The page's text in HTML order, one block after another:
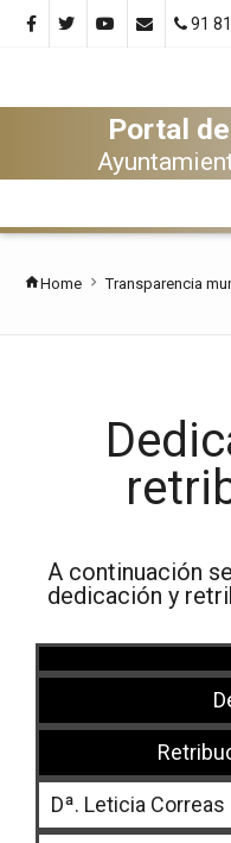
91
Portal
Home Transparencia
A continuación
dedicación y
Dª. Leticia Correas